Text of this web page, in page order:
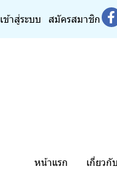
เข้าสู่ระบบ สมัครสมาชิก
หน้าแรก เกี่ยวกั